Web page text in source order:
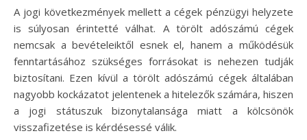
A jogi következmények mellett a cégek pénzügyi helyzete
is súlyosan érintetté válhat. A törölt adószámú cégek
nemcsak a bevételeiktől esnek el, hanem a működésük
fenntartásához szükséges forrásokat is nehezen tudják
biztosítani. Ezen kívül a törölt adószámú cégek általában
nagyobb kockázatot jelentenek a hitelezők számára, hiszen
a jogi státuszuk bizonytalansága miatt a kölcsönök
visszafizetése is kérdésessé válik.